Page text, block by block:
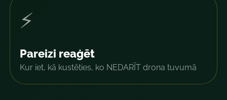
⚡
Pareizi reaģēt
Kur iet, kā kustēties, ko NEDARĪT drona tuvumā